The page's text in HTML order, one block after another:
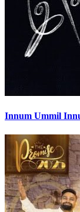
Innum Ummil